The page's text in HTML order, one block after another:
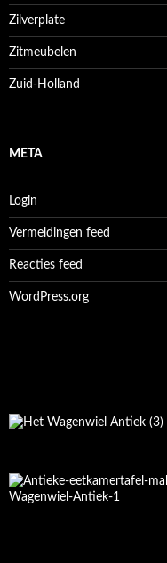
Zilverplate
Zitmeubelen
Zuid-Holland
META
Login
Vermeldingen feed
Reacties feed
WordPress.org